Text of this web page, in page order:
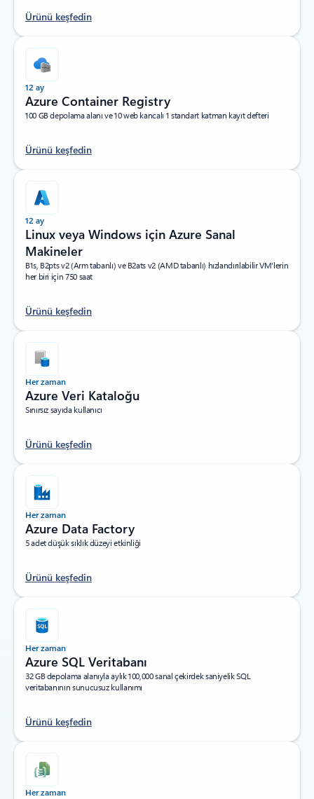
Ürünü keşfedin
12 ay
Azure Container Registry
100 GB depolama alanı ve 10 web kancalı 1 standart katman kayıt defteri
Ürünü keşfedin
12 ay
Linux veya Windows için Azure Sanal
Makineler
B1s, B2pts v2 (Arm tabanlı) ve B2ats v2 (AMD tabanlı) hızlandırılabilir VM'lerin
her biri için 750 saat
Ürünü keşfedin
Her zaman
Azure Veri Kataloğu
Sınırsız sayıda kullanıcı
Ürünü keşfedin
Her zaman
Azure Data Factory
5 adet düşük sıklık düzeyi etkinliği
Ürünü keşfedin
Her zaman
Azure SQL Veritabanı
32 GB depolama alanıyla aylık 100,000 sanal çekirdek saniyelik SQL
veritabanının sunucusuz kullanımı
Ürünü keşfedin
Her zaman